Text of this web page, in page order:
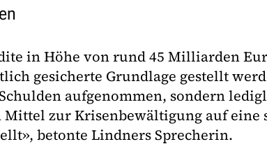
in Höhe von rund 45 Milliarden
gesicherte Grundlage gestellt
aufgenommen, sondern
Mittel zur Krisenbewältigung auf eine
betonte Lindners Sprecherin.